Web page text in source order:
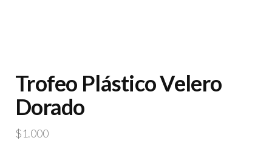
Trofeo Plástico Velero
Dorado
$1.000